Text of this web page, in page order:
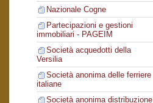
Nazionale Cogne
Partecipazioni e gestioni
immobiliari - PAGEIM
Società acquedotti della
Versilia
Società anonima delle ferriere
italiane
Società anonima distribuzione